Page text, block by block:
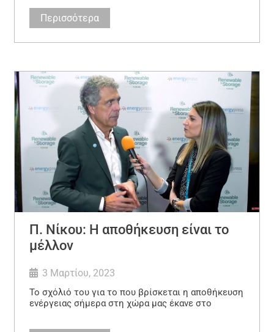
Περισσότερα
Π. Νίκου: Η αποθήκευση είναι το
μέλλον
3 Μαρτίου, 2023
Το σχόλιό του για το που βρίσκεται η αποθήκευση
ενέργειας σήμερα στη χώρα μας έκανε στο